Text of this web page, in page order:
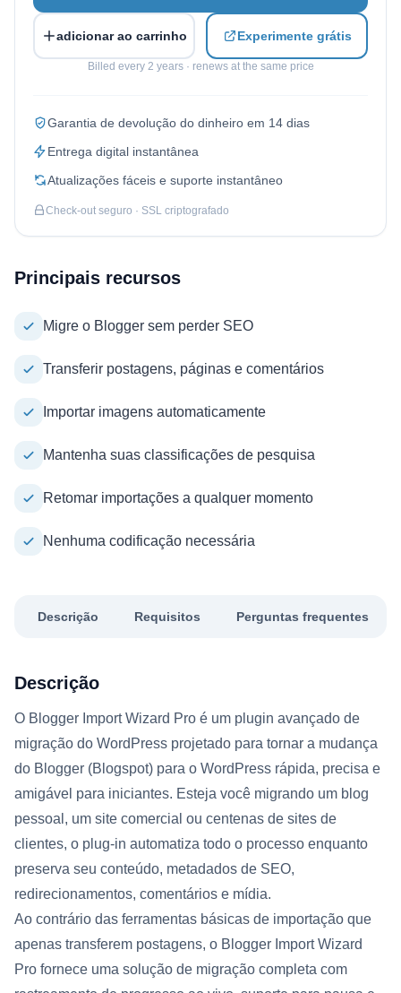
adicionar ao carrinho Experimente grátis
Billed every 2 years · renews at the same price
Garantia de devolução do dinheiro em 14 dias
Entrega digital instantânea
Atualizações fáceis e suporte instantâneo
Check-out seguro · SSL criptografado
Principais recursos
Migre o Blogger sem perder SEO
Transferir postagens, páginas e comentários
Importar imagens automaticamente
Mantenha suas classificações de pesquisa
Retomar importações a qualquer momento
Nenhuma codificação necessária
Descrição Requisitos Perguntas frequentes
Descrição
O Blogger Import Wizard Pro é um plugin avançado de
migração do WordPress projetado para tornar a mudança
do Blogger (Blogspot) para o WordPress rápida, precisa e
amigável para iniciantes. Esteja você migrando um blog
pessoal, um site comercial ou centenas de sites de
clientes, o plug-in automatiza todo o processo enquanto
preserva seu conteúdo, metadados de SEO,
redirecionamentos, comentários e mídia.
Ao contrário das ferramentas básicas de importação que
apenas transferem postagens, o Blogger Import Wizard
Pro fornece uma solução de migração completa com